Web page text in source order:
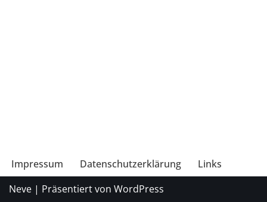
Impressum Datenschutzerklärung
Links
Neve | Präsentiert von WordPress